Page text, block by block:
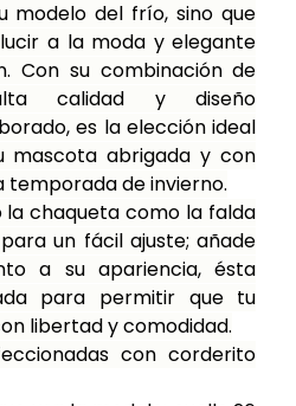
modelo del frío, sino que
a la moda y elegante
Con su combinación de
calidad y diseño
es la elección ideal
mascota abrigada y con
de invierno.
la chaqueta como la falda
un fácil ajuste; añade
a su apariencia, ésta
para permitir que tu
libertad y comodidad.
con corderito